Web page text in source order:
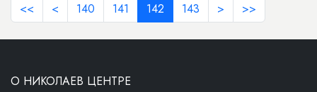
<< < 140 141 142 143 > >>
О НИКОЛАЕВ ЦЕНТРЕ